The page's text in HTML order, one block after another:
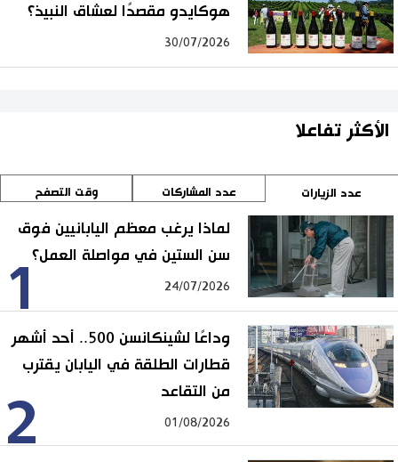
هوكايدو مقصدًا لعشاق النبيذ؟
30/07/2026
الأكثر تفاعلا
عدد الزيارات عدد المشاركات وقت التصفح
1
لماذا يرغب معظم اليابانيين فوق
سن الستين في مواصلة العمل؟
24/07/2026
2
وداعًا لشينكانسن 500.. أحد أشهر
قطارات الطلقة في اليابان يقترب
من التقاعد
01/08/2026